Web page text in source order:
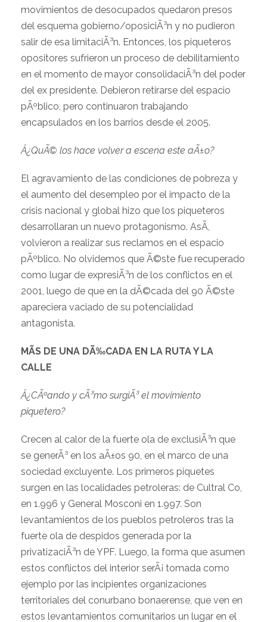
movimientos de desocupados quedaron presos
del esquema gobierno/oposiciÃ³n y no pudieron
salir de esa limitaciÃ³n. Entonces, los piqueteros
opositores sufrieron un proceso de debilitamiento
en el momento de mayor consolidaciÃ³n del poder
del ex presidente. Debieron retirarse del espacio
pÃºblico, pero continuaron trabajando
encapsulados en los barrios desde el 2005.
Â¿QuÃ© los hace volver a escena este aÃ±o?
El agravamiento de las condiciones de pobreza y
el aumento del desempleo por el impacto de la
crisis nacional y global hizo que los piqueteros
desarrollaran un nuevo protagonismo. AsÃ­,
volvieron a realizar sus reclamos en el espacio
pÃºblico. No olvidemos que Ã©ste fue recuperado
como lugar de expresiÃ³n de los conflictos en el
2001, luego de que en la dÃ©cada del 90 Ã©ste
apareciera vaciado de su potencialidad
antagonista.
MÃS DE UNA DÃ‰CADA EN LA RUTA Y LA
CALLE
Â¿CÃºando y cÃ³mo surgiÃ³ el movimiento
piquetero?
Crecen al calor de la fuerte ola de exclusiÃ³n que
se generÃ³ en los aÃ±os 90, en el marco de una
sociedad excluyente. Los primeros piquetes
surgen en las localidades petroleras: de Cultral Co,
en 1.996 y General Mosconi en 1.997. Son
levantamientos de los pueblos petroleros tras la
fuerte ola de despidos generada por la
privatizaciÃ³n de YPF. Luego, la forma que asumen
estos conflictos del interior serÃ¡ tomada como
ejemplo por las incipientes organizaciones
territoriales del conurbano bonaerense, que ven en
estos levantamientos comunitarios un lugar en el